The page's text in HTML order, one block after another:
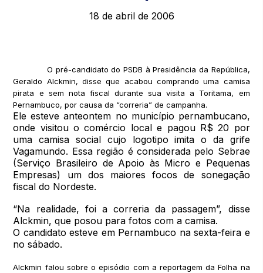
18 de abril de 2006
O pré-candidato do PSDB à Presidência da República,
Geraldo Alckmin, disse que acabou comprando uma camisa
pirata e sem nota fiscal durante sua visita a Toritama, em
Pernambuco, por causa da “correria” de campanha.
Ele esteve anteontem no município pernambucano,
onde visitou o comércio local e pagou R$ 20 por
uma camisa social cujo logotipo imita o da grife
Vagamundo. Essa região é considerada pelo Sebrae
(Serviço Brasileiro de Apoio às Micro e Pequenas
Empresas) um dos maiores focos de sonegação
fiscal do Nordeste.
“Na realidade, foi a correria da passagem”, disse
Alckmin, que posou para fotos com a camisa.
O candidato esteve em Pernambuco na sexta-feira e
no sábado.
Alckmin falou sobre o episódio com a reportagem da Folha na